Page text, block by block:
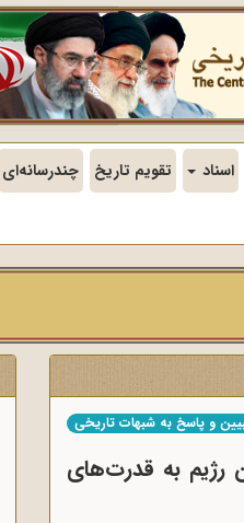
اسناد تقویم تاریخ چندرسانه‌ای
و پاسخ به شبهات تاریخی
رژیم به قدرت‌های